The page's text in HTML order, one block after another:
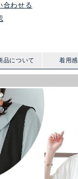
合わせる
品について 着用感